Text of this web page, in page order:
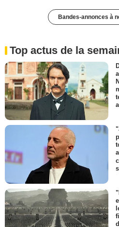
Bandes-annonces à
Top actus de la